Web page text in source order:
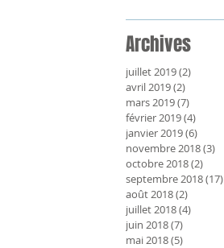
Archives
juillet 2019(2)
avril 2019(2)
mars 2019(7)
février 2019(4)
janvier 2019(6)
novembre 2018(3)
octobre 2018(2)
septembre 2018(17)
août 2018(2)
juillet 2018(4)
juin 2018(7)
mai 2018(5)